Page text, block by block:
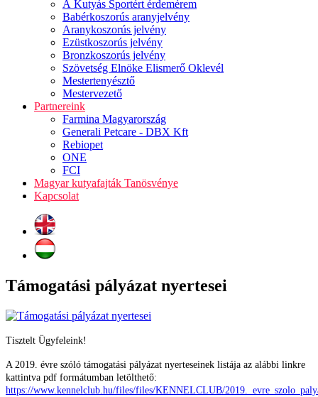
A Kutyás Sportért érdemérem
Babérkoszorús aranyjelvény
Aranykoszorús jelvény
Ezüstkoszorús jelvény
Bronzkoszorús jelvény
Szövetség Elnöke Elismerő Oklevél
Mestertenyésztő
Mestervezető
Partnereink
Farmina Magyarország
Generali Petcare - DBX Kft
Rebiopet
ONE
FCI
Magyar kutyafajták Tanösvénye
Kapcsolat
Támogatási pályázat nyertesei
Tisztelt Ügyfeleink!
A 2019. évre szóló támogatási pályázat nyerteseinek listája az alábbi linkre
kattintva pdf formátumban letölthető:
https://www.kennelclub.hu/files/files/KENNELCLUB/